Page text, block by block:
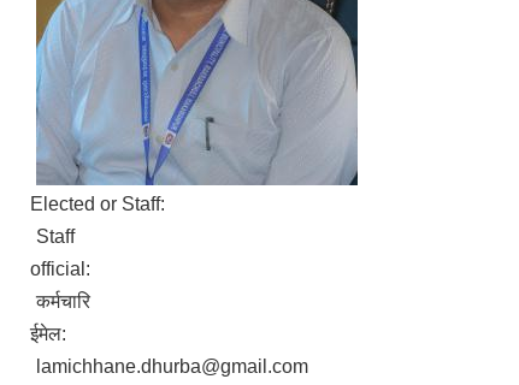
Elected or Staff:
Staff
official:
कर्मचारि
ईमेल:
lamichhane.dhurba@gmail.com